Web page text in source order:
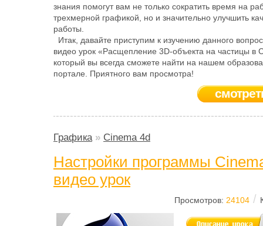
знания помогут вам не только сократить время на
трехмерной графикой, но и значительно улучшить
работы.
Итак, давайте приступим к изучению данного
видео урок «Расщепление 3D-объекта на частицы в
который вы всегда сможете найти на нашем
портале. Приятного вам просмотра!
Графика» Cinema 4d
Настройки программы
видео урок
Просмотров: 24104 /